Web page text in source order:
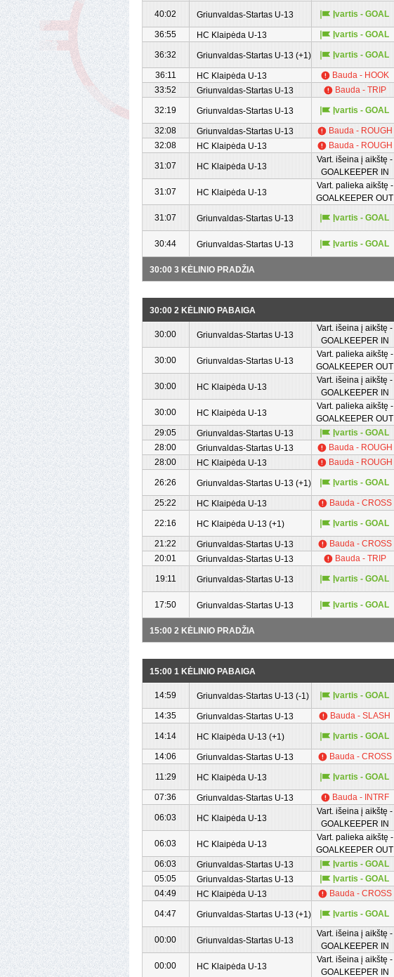
40:02 Griunvaldas-Startas U-13 Įvartis - GOAL
36:55 HC Klaipėda U-13 Įvartis - GOAL
36:32 Griunvaldas-Startas U-13 (+1) Įvartis - GOAL
36:11 HC Klaipėda U-13 Bauda - HOOK
33:52
Griunvaldas-Startas U-13 Bauda - TRIP
32:19 Griunvaldas-Startas U-13 Įvartis - GOAL
32:08 Griunvaldas-Startas U-13 Bauda - ROUGH
32:08
HC Klaipėda U-13 Bauda - ROUGH
31:07 HC Klaipėda U-13
Vart. išeina į aikštę -
GOALKEEPER IN
31:07 HC Klaipėda U-13
Vart. palieka aikštę -
GOALKEEPER OUT
31:07 Griunvaldas-Startas U-13 Įvartis - GOAL
30:44 Griunvaldas-Startas U-13 Įvartis - GOAL
30:00 3 KĖLINIO PRADŽIA
30:00 2 KĖLINIO PABAIGA
30:00 Griunvaldas-Startas U-13
Vart. išeina į aikštę -
GOALKEEPER IN
30:00 Griunvaldas-Startas U-13
Vart. palieka aikštę -
GOALKEEPER OUT
30:00 HC Klaipėda U-13
Vart. išeina į aikštę -
GOALKEEPER IN
30:00 HC Klaipėda U-13
Vart. palieka aikštę -
GOALKEEPER OUT
29:05 Griunvaldas-Startas U-13 Įvartis - GOAL
28:00
Griunvaldas-Startas U-13 Bauda - ROUGH
28:00
HC Klaipėda U-13 Bauda - ROUGH
26:26 Griunvaldas-Startas U-13 (+1) Įvartis - GOAL
25:22 HC Klaipėda U-13 Bauda - CROSS
22:16 HC Klaipėda U-13 (+1) Įvartis - GOAL
21:22 Griunvaldas-Startas U-13 Bauda - CROSS
20:01
Griunvaldas-Startas U-13 Bauda - TRIP
19:11 Griunvaldas-Startas U-13 Įvartis - GOAL
17:50 Griunvaldas-Startas U-13 Įvartis - GOAL
15:00 2 KĖLINIO PRADŽIA
15:00 1 KĖLINIO PABAIGA
14:59 Griunvaldas-Startas U-13 (-1) Įvartis - GOAL
14:35 Griunvaldas-Startas U-13 Bauda - SLASH
14:14 HC Klaipėda U-13 (+1) Įvartis - GOAL
14:06 Griunvaldas-Startas U-13 Bauda - CROSS
11:29 HC Klaipėda U-13 Įvartis - GOAL
07:36 Griunvaldas-Startas U-13 Bauda - INTRF
06:03 HC Klaipėda U-13
Vart. išeina į aikštę -
GOALKEEPER IN
06:03 HC Klaipėda U-13
Vart. palieka aikštę -
GOALKEEPER OUT
06:03 Griunvaldas-Startas U-13 Įvartis - GOAL
05:05
Griunvaldas-Startas U-13 Įvartis - GOAL
04:49
HC Klaipėda U-13 Bauda - CROSS
04:47 Griunvaldas-Startas U-13 (+1) Įvartis - GOAL
00:00 Griunvaldas-Startas U-13
Vart. išeina į aikštę -
GOALKEEPER IN
00:00 HC Klaipėda U-13
Vart. išeina į aikštę -
GOALKEEPER IN